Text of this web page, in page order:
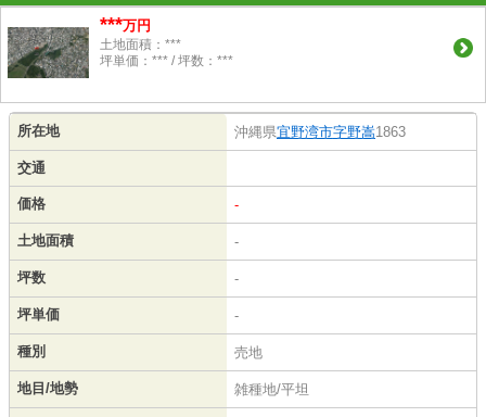
***万円
土地面積：***
坪単価：*** / 坪数：***
所在地 沖縄県宜野湾市字野嵩1863
交通
価格 -
土地面積 -
坪数 -
坪単価 -
種別 売地
地目/地勢 雑種地/平坦